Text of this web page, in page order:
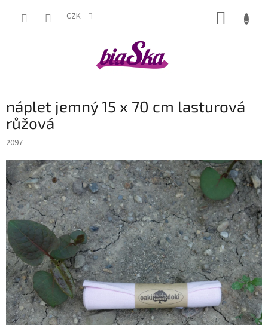
CZK
náplet jemný 15 x 70 cm lasturová
růžová
2097